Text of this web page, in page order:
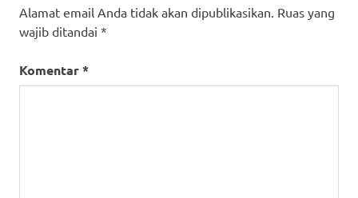
Alamat email Anda tidak akan dipublikasikan. Ruas yang
wajib ditandai *
Komentar*